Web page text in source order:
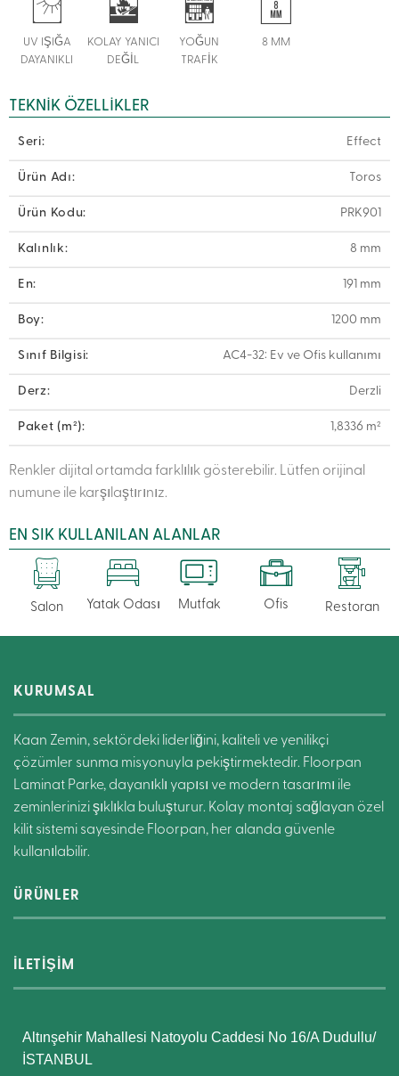
UV IŞIĞA
DAYANIKLI
KOLAY YANICI
DEĞİL
YOĞUN
TRAFİK
8 MM
TEKNIK ÖZELLIKLER
Seri: Effect
Ürün Adı: Toros
Ürün Kodu: PRK901
Kalınlık: 8 mm
En: 191 mm
Boy: 1200 mm
Sınıf Bilgisi: AC4-32: Ev ve Ofis kullanımı
Derz: Derzli
Paket (m²): 1,8336 m²
Renkler dijital ortamda farklılık gösterebilir. Lütfen orijinal
numune ile karşılaştırınız.
EN SIK KULLANILAN ALANLAR
Salon Yatak Odası Mutfak Ofis Restoran
KURUMSAL
Kaan Zemin, sektördeki liderliğini, kaliteli ve yenilikçi
çözümler sunma misyonuyla pekiştirmektedir. Floorpan
Laminat Parke, dayanıklı yapısı ve modern tasarımı ile
zeminlerinizi şıklıkla buluşturur. Kolay montaj sağlayan özel
kilit sistemi sayesinde Floorpan, her alanda güvenle
kullanılabilir.
ÜRÜNLER
İLETİŞİM
Altınşehir Mahallesi Natoyolu Caddesi No 16/A Dudullu/
İSTANBUL